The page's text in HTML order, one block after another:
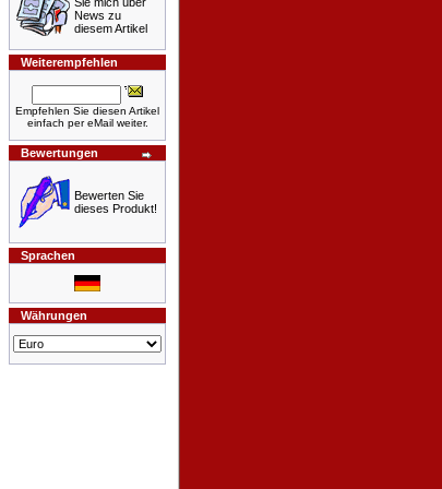
News zu
diesem Artikel
Weiterempfehlen
Empfehlen Sie diesen Artikel
einfach per eMail weiter.
Bewertungen
Bewerten Sie
dieses Produkt!
Sprachen
Währungen